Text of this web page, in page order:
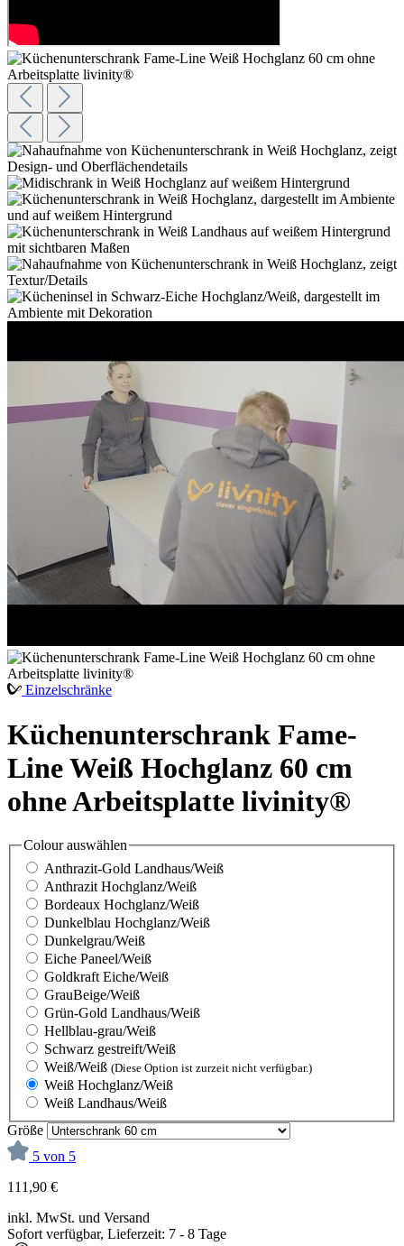
Einzelschränke
Küchenunterschrank Fame-
Line Weiß Hochglanz 60 cm
ohne Arbeitsplatte livinity®
Colourauswählen
Anthrazit-Gold Landhaus/Weiß
Anthrazit Hochglanz/Weiß
Bordeaux Hochglanz/Weiß
Dunkelblau Hochglanz/Weiß
Dunkelgrau/Weiß
Eiche Paneel/Weiß
Goldkraft Eiche/Weiß
GrauBeige/Weiß
Grün-Gold Landhaus/Weiß
Hellblau-grau/Weiß
Schwarz gestreift/Weiß
Weiß/Weiß (Diese Option ist zurzeit nicht verfügbar.)
Weiß Hochglanz/Weiß
Weiß Landhaus/Weiß
Größe
5 von 5
111,90 €
inkl. MwSt. und Versand
Sofort verfügbar, Lieferzeit: 7 - 8 Tage